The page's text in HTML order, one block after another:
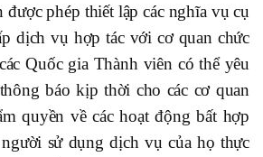
được phép thiết lập các nghĩa vụ cụ
dịch vụ hợp tác với cơ quan chức
Quốc gia Thành viên có thể yêu
báo kịp thời cho các cơ quan
quyền về các hoạt động bất hợp
sử dụng dịch vụ của họ thực